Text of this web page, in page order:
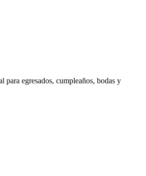
egresados, cumpleaños, bodas y